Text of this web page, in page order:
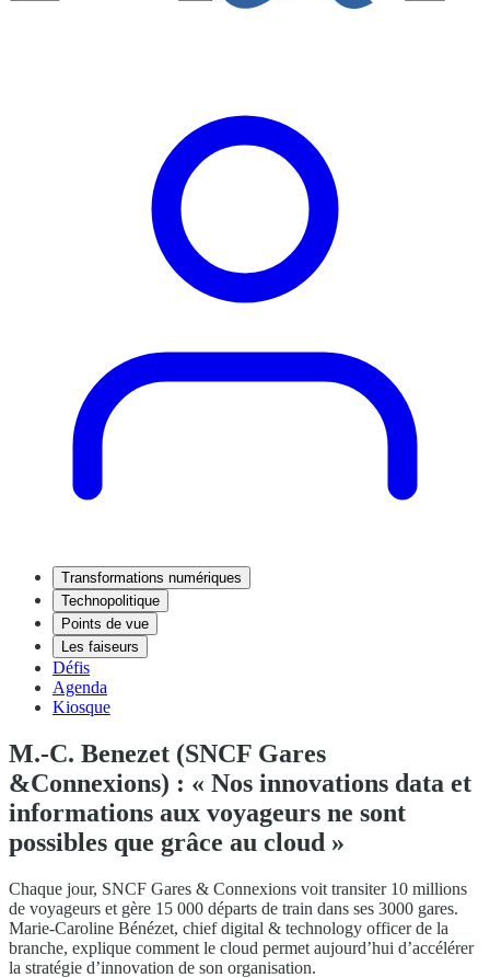
Transformations numériques
Technopolitique
Points de vue
Les faiseurs
Défis
Agenda
Kiosque
M.-C. Benezet (SNCF Gares
&Connexions) : « Nos innovations data et
informations aux voyageurs ne sont
possibles que grâce au cloud »
Chaque jour, SNCF Gares & Connexions voit transiter 10 millions
de voyageurs et gère 15 000 départs de train dans ses 3000 gares.
Marie-Caroline Bénézet, chief digital & technology officer de la
branche, explique comment le cloud permet aujourd’hui d’accélérer
la stratégie d’innovation de son organisation.